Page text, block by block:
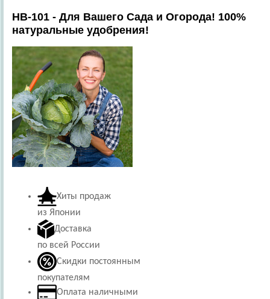
HB-101 - Для Вашего Сада и Огорода! 100%
натуральные удобрения!
Хиты продаж
из Японии
Доставка
по всей России
Скидки постоянным
покупателям
Оплата наличными